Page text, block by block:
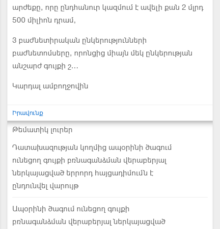
արժեքը, որը ընդհանուր կազմում է ավելի քան 2 մլրդ
500 միլիոն դրամ,
3 բաժնետիրական ընկերությունների
բաժնետոմսերը, որոնցից միայն մեկ ընկերության
անշարժ գույքի շ...
Կարդալ ամբողջովին
Իրավունք
Թեմատիկ լուրեր
Դատախազության կողմից ապօրինի ծագում
ունեցող գույքի բռնագանձման վերաբերյալ
ներկայացված երրորդ հայցադիմումն է
ընդունվել վարույթ
Ապօրինի ծագում ունեցող գույքի
բռնագանձման վերաբերյալ ներկայացված